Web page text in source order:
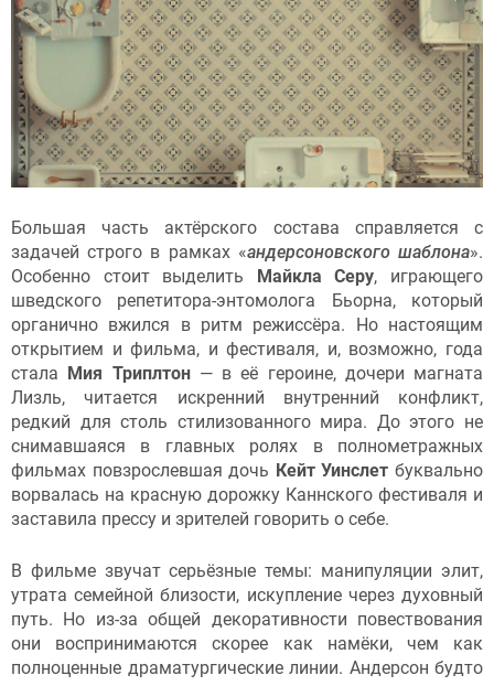
Большая часть актёрского состава справляется с
задачей строго в рамках «андерсоновского шаблона».
Особенно стоит выделить Майкла Серу, играющего
шведского репетитора-энтомолога Бьорна, который
органично вжился в ритм режиссёра. Но настоящим
открытием и фильма, и фестиваля, и, возможно, года
стала Мия Триплтон— в её героине, дочери магната
Лизль, читается искренний внутренний конфликт,
редкий для столь стилизованного мира. До этого не
снимавшаяся в главных ролях в полнометражных
фильмах повзрослевшая дочь Кейт Уинслетбуквально
ворвалась на красную дорожку Каннского фестиваля и
заставила прессу и зрителей говорить о себе.
В фильме звучат серьёзные темы: манипуляции элит,
утрата семейной близости, искупление через духовный
путь. Но из-за общей декоративности повествования
они воспринимаются скорее как намёки, чем как
полноценные драматургические линии. Андерсон будто